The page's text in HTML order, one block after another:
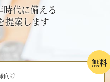
時代に備える
提案します
無料
向け